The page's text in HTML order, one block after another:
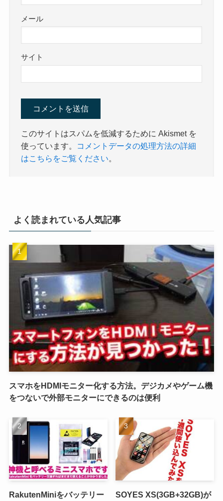
メール
サイト
このサイトはスパムを低減するために Akismet を
使っています。
コメントデータの処理方法の詳細
はこちらをご覧ください
よく読まれている人気記事
スマホをHDMIモニター化する方法。デジカメやゲーム機
をつないで外部モニターにできるのは便利
RakutenMiniをバッテリー
SOYES XS(3GB+32GB)が